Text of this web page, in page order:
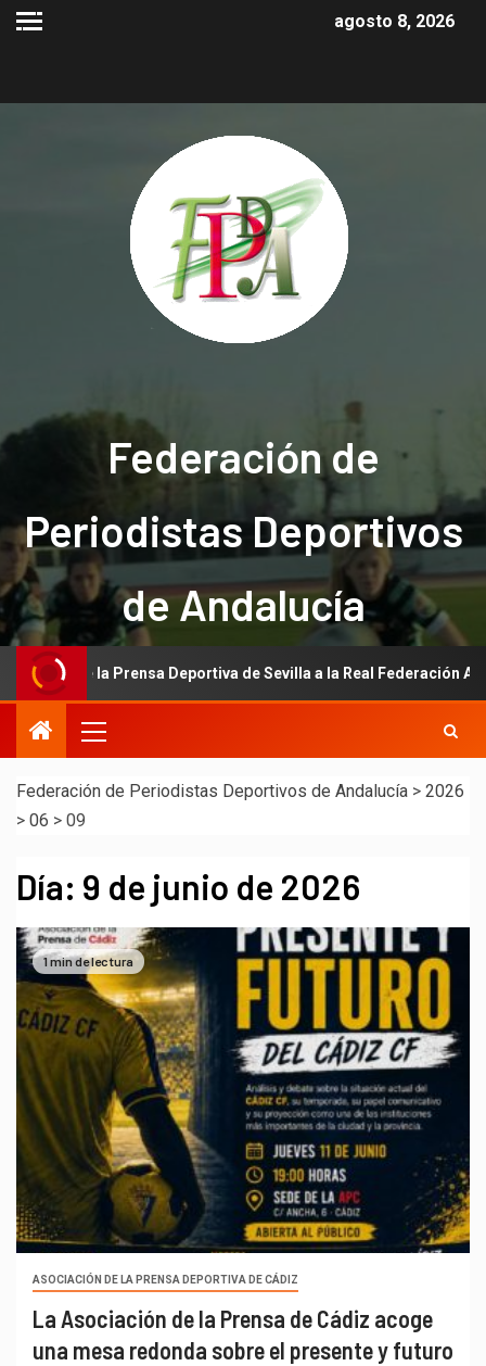
agosto 8, 2026
Federación de
Periodistas Deportivos
de Andalucía
de la Prensa Deportiva de Sevilla a la Real Federación Andaluza
Federación de Periodistas Deportivos de Andalucía > 2026
> 06 > 09
Día: 9 de junio de 2026
1 min de lectura
ASOCIACIÓN DE LA PRENSA DEPORTIVA DE CÁDIZ
La Asociación de la Prensa de Cádiz acoge
una mesa redonda sobre el presente y futuro